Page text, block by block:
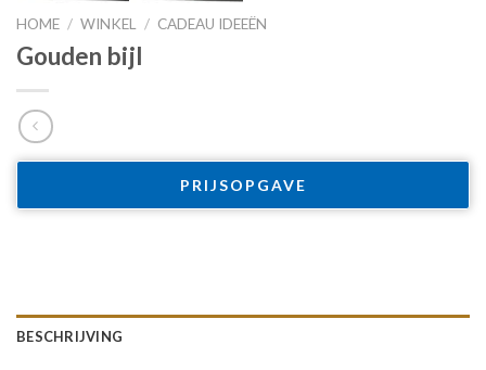
HOME / WINKEL / CADEAU IDEEËN
Gouden bijl
PRIJSOPGAVE
BESCHRIJVING